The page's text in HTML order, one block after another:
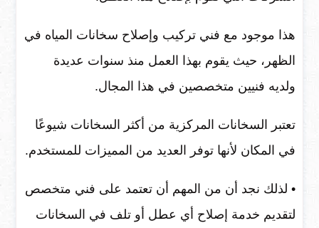
هذا موجود مع فني تركيب وإصلاح سخانات المياه في
الظهر، حيث يقوم بهذا العمل منذ سنوات عديدة
ولديه فنيين متخصصين في هذا المجال.
تعتبر السخانات المركزية من أكثر السخانات شيوعًا
في المكان لأنها توفر العديد من المميزات للمستخدم.
• لذلك نجد أن من المهم أن تعتمد على فني متخصص
لتقديم خدمة إصلاح أي عطل أو تلف في السخانات